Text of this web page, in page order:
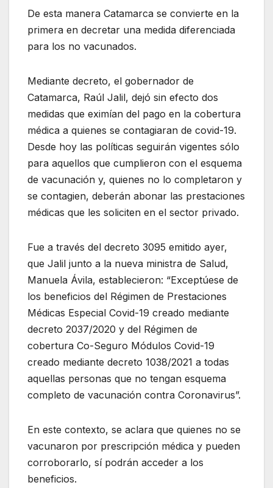
De esta manera Catamarca se convierte en la
primera en decretar una medida diferenciada
para los no vacunados.
Mediante decreto, el gobernador de
Catamarca, Raúl Jalil, dejó sin efecto dos
medidas que eximían del pago en la cobertura
médica a quienes se contagiaran de covid-19.
Desde hoy las políticas seguirán vigentes sólo
para aquellos que cumplieron con el esquema
de vacunación y, quienes no lo completaron y
se contagien, deberán abonar las prestaciones
médicas que les soliciten en el sector privado.
Fue a través del decreto 3095 emitido ayer,
que Jalil junto a la nueva ministra de Salud,
Manuela Ávila, establecieron: “Exceptúese de
los beneficios del Régimen de Prestaciones
Médicas Especial Covid-19 creado mediante
decreto 2037/2020 y del Régimen de
cobertura Co-Seguro Módulos Covid-19
creado mediante decreto 1038/2021 a todas
aquellas personas que no tengan esquema
completo de vacunación contra Coronavirus”.
En este contexto, se aclara que quienes no se
vacunaron por prescripción médica y pueden
corroborarlo, sí podrán acceder a los
beneficios.